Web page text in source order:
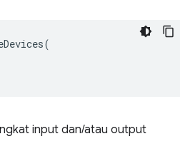
(
input dan/atau output